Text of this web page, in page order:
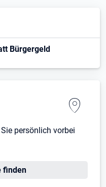
Bürgergeld
persönlich vorbei
finden